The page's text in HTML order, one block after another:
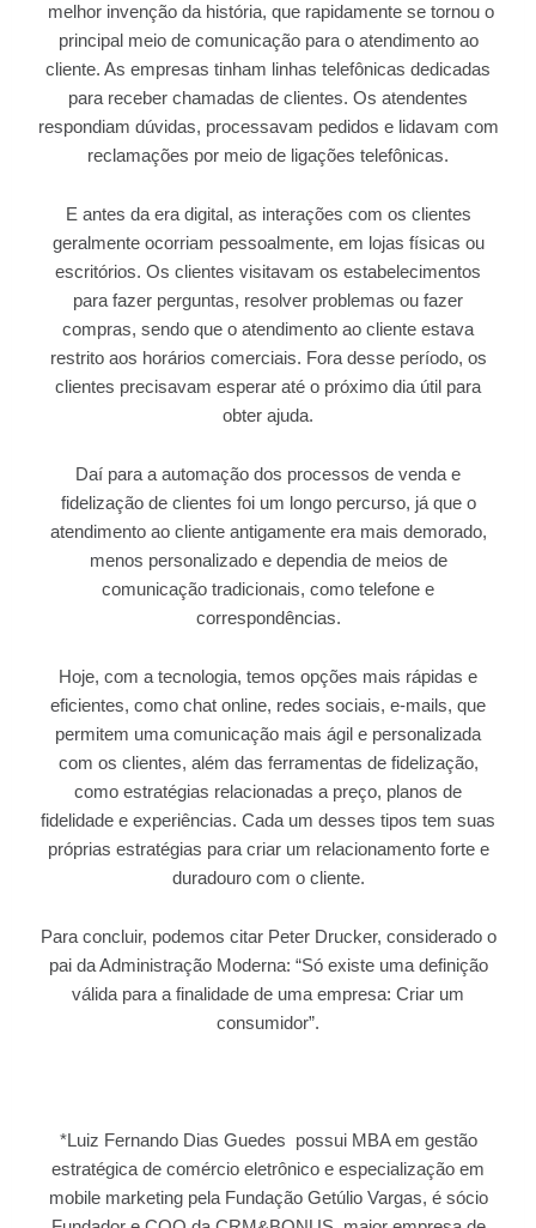
melhor invenção da história, que rapidamente se tornou o
principal meio de comunicação para o atendimento ao
cliente. As empresas tinham linhas telefônicas dedicadas
para receber chamadas de clientes. Os atendentes
respondiam dúvidas, processavam pedidos e lidavam com
reclamações por meio de ligações telefônicas.
E antes da era digital, as interações com os clientes
geralmente ocorriam pessoalmente, em lojas físicas ou
escritórios. Os clientes visitavam os estabelecimentos
para fazer perguntas, resolver problemas ou fazer
compras, sendo que o atendimento ao cliente estava
restrito aos horários comerciais. Fora desse período, os
clientes precisavam esperar até o próximo dia útil para
obter ajuda.
Daí para a automação dos processos de venda e
fidelização de clientes foi um longo percurso, já que o
atendimento ao cliente antigamente era mais demorado,
menos personalizado e dependia de meios de
comunicação tradicionais, como telefone e
correspondências.
Hoje, com a tecnologia, temos opções mais rápidas e
eficientes, como chat online, redes sociais, e-mails, que
permitem uma comunicação mais ágil e personalizada
com os clientes, além das ferramentas de fidelização,
como estratégias relacionadas a preço, planos de
fidelidade e experiências. Cada um desses tipos tem suas
próprias estratégias para criar um relacionamento forte e
duradouro com o cliente.
Para concluir, podemos citar Peter Drucker, considerado o
pai da Administração Moderna: “Só existe uma definição
válida para a finalidade de uma empresa: Criar um
consumidor”.
*Luiz Fernando Dias Guedes possui MBA em gestão
estratégica de comércio eletrônico e especialização em
mobile marketing pela Fundação Getúlio Vargas, é sócio